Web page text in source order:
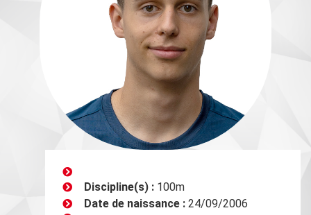
Discipline(s) :100m
Date de naissance :24/09/2006